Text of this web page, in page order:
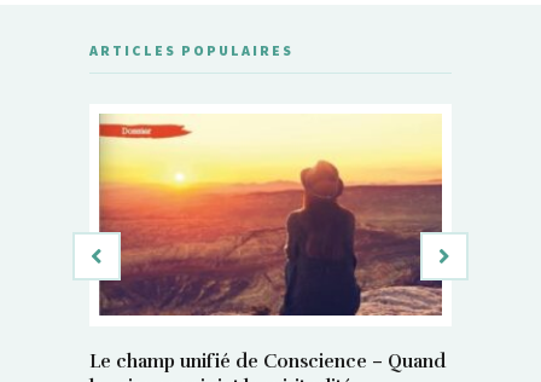
ARTICLES POPULAIRES
Le champ unifié de Conscience – Quand